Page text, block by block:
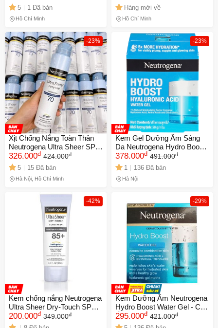
5
1 Đã bán
Hồ Chí Minh
Hàng mới về
Hồ Chí Minh
-23%
Xịt Chống Nắng Toàn Thân
Neutrogena Ultra Sheer SPF
70 - Hỗ Trợ Bảo Vệ Da UV,
Chất Lượng Cao, Phù Hợp
Cho Mùa Hè 141G
326.000đ 424.000đ
5 15 Đã bán
Hà Nội, Hồ Chí Minh
-23%
Kem Gel Dưỡng Ẩm Sáng
Da Neutrogena Hydro Boost
50ml - Cấp Nước & Khóa
Ẩm, Chăm Sóc Da Hiệu
Quả, Nhập Khẩu Chính Hãng
378.000đ 491.000đ
1 136 Đã bán
Hà Nội
-42%
Kem chống nắng Neutrogena
Ultra Sheer Dry-Touch SPF
85+ Mỹ - Bảo vệ da hiệu quả,
không nhờn rít, cho da nhạy
200.000đ 349.000đ
-29%
Kem Dưỡng Ẩm Neutrogena
Hydro Boost Water Gel - Cấp
Ẩm Siêu Tốc, Dành Cho Mọi
Loại Da, Gel Thẩm Thấu
295.000đ 421.000đ